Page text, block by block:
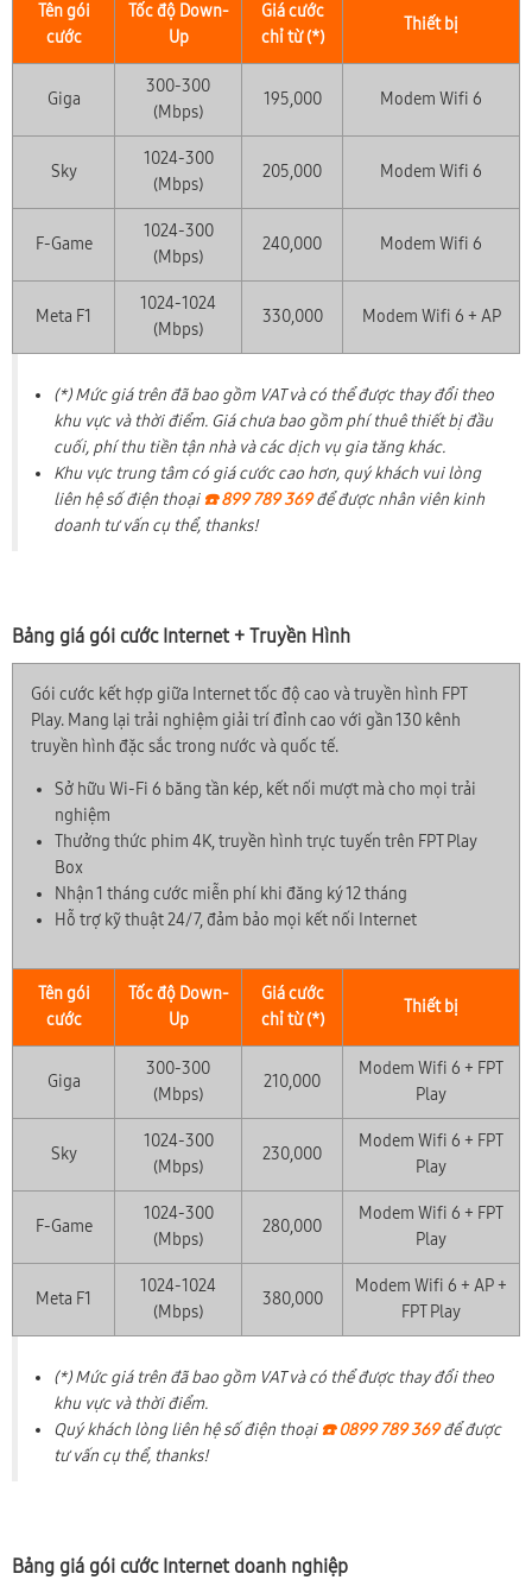
Tên gói
cước
Tốc độ Down-
Up
Giá cước
chỉ từ (*)
Thiết bị
Giga
300-300
(Mbps)
195,000 Modem Wifi 6
Sky
1024-300
(Mbps)
205,000 Modem Wifi 6
F-Game
1024-300
(Mbps)
240,000 Modem Wifi 6
Meta F1
1024-1024
(Mbps)
330,000 Modem Wifi 6 + AP
(*) Mức giá trên đã bao gồm VAT và có thể được thay đổi theo
khu vực và thời điểm. Giá chưa bao gồm phí thuê thiết bị đầu
cuối, phí thu tiền tận nhà và các dịch vụ gia tăng khác.
Khu vực trung tâm có giá cước cao hơn, quý khách vui lòng
liên hệ số điện thoại☎️ 899 789 369để được nhân viên kinh
doanh tư vấn cụ thể, thanks!
Bảng giá gói cước Internet + Truyền Hình
Gói cước kết hợp giữa Internet tốc độ cao và truyền hình FPT
Play. Mang lại trải nghiệm giải trí đỉnh cao với gần 130 kênh
truyền hình đặc sắc trong nước và quốc tế.
Sở hữu Wi-Fi 6 băng tần kép, kết nối mượt mà cho mọi trải
nghiệm
Thưởng thức phim 4K, truyền hình trực tuyến trên FPT Play
Box
Nhận 1 tháng cước miễn phí khi đăng ký 12 tháng
Hỗ trợ kỹ thuật 24/7, đảm bảo mọi kết nối Internet
Tên gói
cước
Tốc độ Down-
Up
Giá cước
chỉ từ (*)
Thiết bị
Giga
300-300
(Mbps)
210,000
Modem Wifi 6 + FPT
Play
Sky
1024-300
(Mbps)
230,000
Modem Wifi 6 + FPT
Play
F-Game
1024-300
(Mbps)
280,000
Modem Wifi 6 + FPT
Play
Meta F1
1024-1024
(Mbps)
380,000
Modem Wifi 6 + AP +
FPT Play
(*) Mức giá trên đã bao gồm VAT và có thể được thay đổi theo
khu vực và thời điểm.
Quý khách lòng liên hệ số điện thoại☎️ 0899 789 369để được
tư vấn cụ thể, thanks!
Bảng giá gói cước Internet doanh nghiệp